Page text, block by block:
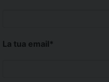
La tua email*